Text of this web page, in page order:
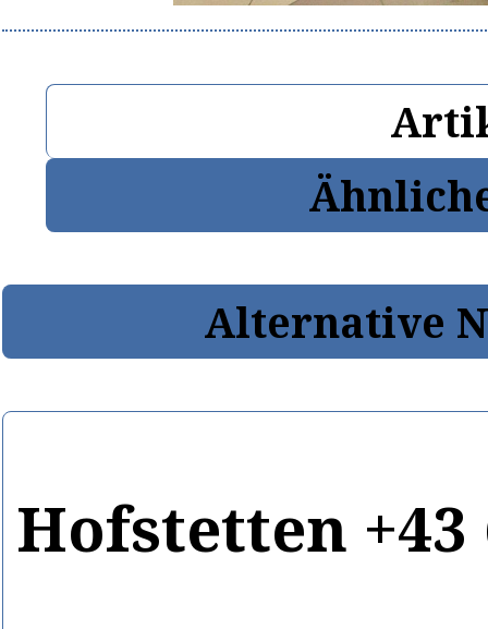
Alternative
Hofstetten +43